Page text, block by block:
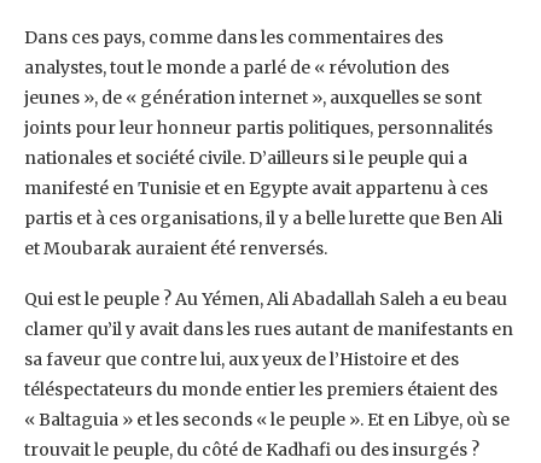
Dans ces pays, comme dans les commentaires des
analystes, tout le monde a parlé de « révolution des
jeunes », de « génération internet », auxquelles se sont
joints pour leur honneur partis politiques, personnalités
nationales et société civile. D’ailleurs si le peuple qui a
manifesté en Tunisie et en Egypte avait appartenu à ces
partis et à ces organisations, il y a belle lurette que Ben Ali
et Moubarak auraient été renversés.
Qui est le peuple ? Au Yémen, Ali Abadallah Saleh a eu beau
clamer qu’il y avait dans les rues autant de manifestants en
sa faveur que contre lui, aux yeux de l’Histoire et des
téléspectateurs du monde entier les premiers étaient des
« Baltaguia » et les seconds « le peuple ». Et en Libye, où se
trouvait le peuple, du côté de Kadhafi ou des insurgés ?